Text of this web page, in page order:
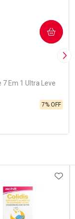
Em 1 Ultra Leve
7% OFF
COMPRAR
FAVORITOS